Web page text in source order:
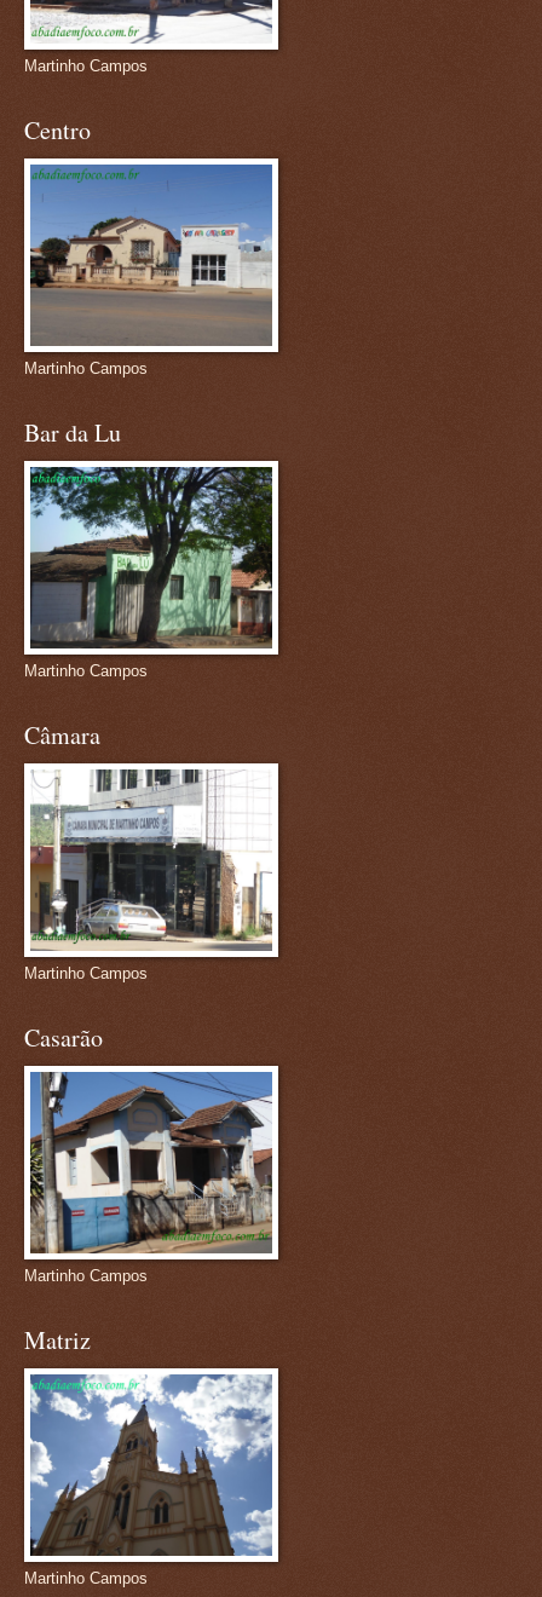
Martinho Campos
Centro
Martinho Campos
Bar da Lu
Martinho Campos
Câmara
Martinho Campos
Casarão
Martinho Campos
Matriz
Martinho Campos